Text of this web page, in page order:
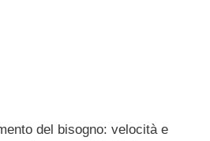
del bisogno: velocità e